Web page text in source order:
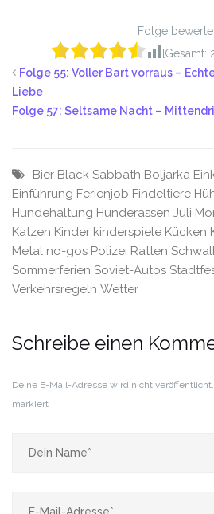
Folge
[Gesamt:
Folge 55: Voller Bart vorraus –
Liebe
Folge 57: Seltsame Nacht –
Bier Black Sabbath Boljarka
Einführung Ferienjob Findeltiere
Hundehaltung Hunderassen Juli
Katzen Kinder kinderspiele Kücken
Metal no-gos Polizei Ratten
Sommerferien Soviet-Autos
Verkehrsregeln Wetter
Schreibe einen
Deine E-Mail-Adresse wird nicht veröffentlicht.
markiert